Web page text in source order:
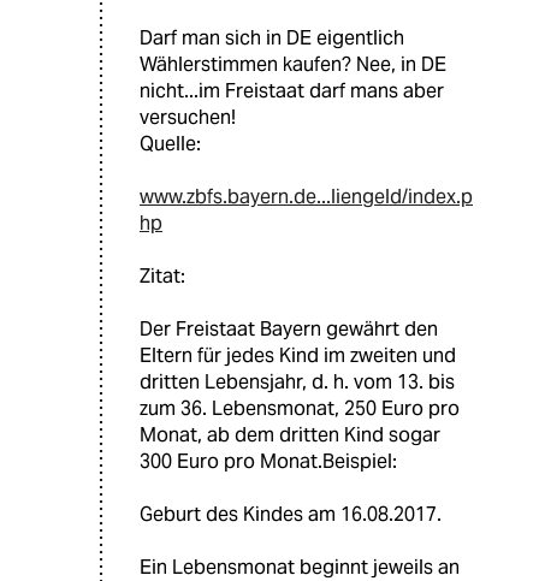
Darf man sich in DE eigentlich
Wählerstimmen kaufen? Nee, in DE
nicht...im Freistaat darf mans aber
versuchen!
Quelle:
www.zbfs.bayern.de...liengeld/index.p
hp
Zitat:
Der Freistaat Bayern gewährt den
Eltern für jedes Kind im zweiten und
dritten Lebensjahr, d. h. vom 13. bis
zum 36. Lebensmonat, 250 Euro pro
Monat, ab dem dritten Kind sogar
300 Euro pro Monat.Beispiel:
Geburt des Kindes am 16.08.2017.
Ein Lebensmonat beginnt jeweils an